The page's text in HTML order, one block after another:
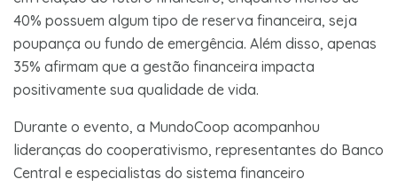
40% possuem algum tipo de reserva financeira, seja
poupança ou fundo de emergência. Além disso, apenas
35% afirmam que a gestão financeira impacta
positivamente sua qualidade de vida.
Durante o evento, a MundoCoop acompanhou
lideranças do cooperativismo, representantes do Banco
Central e especialistas do sistema financeiro